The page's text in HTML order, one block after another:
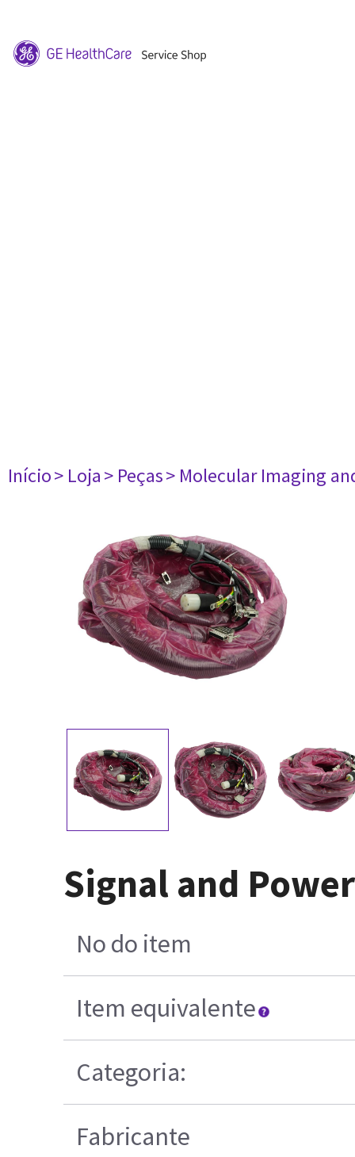
Início> Loja> Peças> Molecular Imaging
Signal and
No do item
Item equivalente
Categoria:
Fabricante